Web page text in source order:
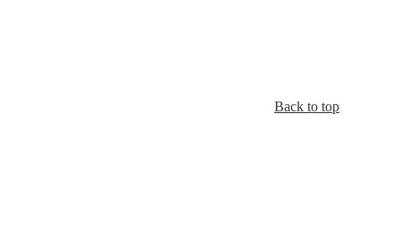
Back to top